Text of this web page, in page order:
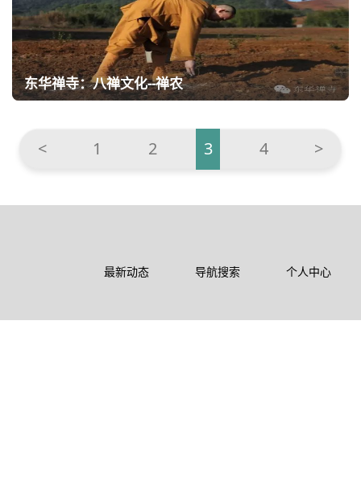
东华禅寺：八禅文化--禅农
< 1 2 3 4 >
最新动态 导航搜索 个人中心